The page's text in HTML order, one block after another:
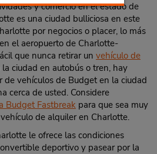
y comercio en el estado de
es una ciudad bulliciosa en este
por negocios o placer, lo más
el aeropuerto de Charlotte-
que nunca retirar un vehículo de
ciudad en autobús o tren, hay
de vehículos de Budget en la ciudad
cerca de usted. Considere
Budget Fastbreak para que sea muy
de alquiler en Charlotte.
le ofrece las condiciones
deportivo y pasear por la